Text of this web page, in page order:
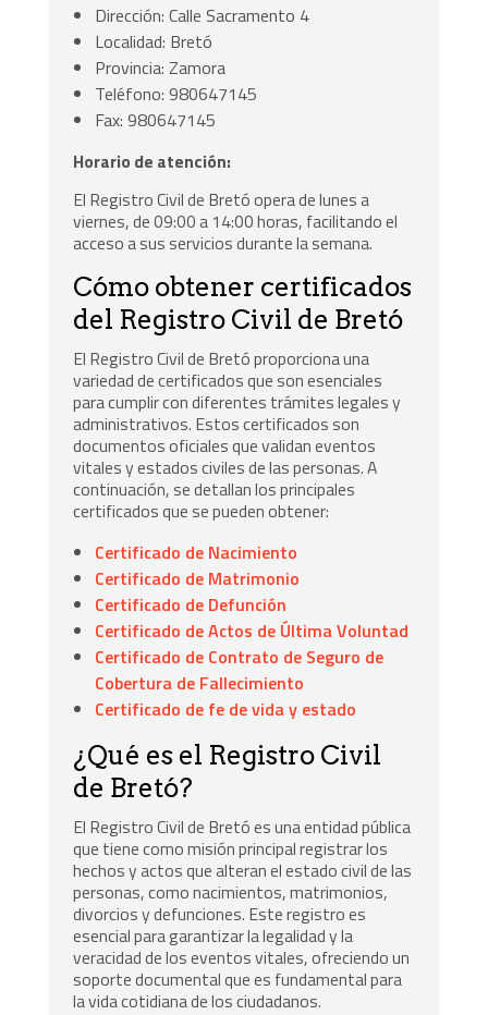
Dirección: Calle Sacramento 4
Localidad: Bretó
Provincia: Zamora
Teléfono: 980647145
Fax: 980647145
Horario de atención:
El Registro Civil de Bretó opera de lunes a
viernes, de 09:00 a 14:00 horas, facilitando el
acceso a sus servicios durante la semana.
Cómo obtener certificados
del Registro Civil de Bretó
El Registro Civil de Bretó proporciona una
variedad de certificados que son esenciales
para cumplir con diferentes trámites legales y
administrativos. Estos certificados son
documentos oficiales que validan eventos
vitales y estados civiles de las personas. A
continuación, se detallan los principales
certificados que se pueden obtener:
Certificado de Nacimiento
Certificado de Matrimonio
Certificado de Defunción
Certificado de Actos de Última Voluntad
Certificado de Contrato de Seguro de
Cobertura de Fallecimiento
Certificado de fe de vida y estado
¿Qué es el Registro Civil
de Bretó?
El Registro Civil de Bretó es una entidad pública
que tiene como misión principal registrar los
hechos y actos que alteran el estado civil de las
personas, como nacimientos, matrimonios,
divorcios y defunciones. Este registro es
esencial para garantizar la legalidad y la
veracidad de los eventos vitales, ofreciendo un
soporte documental que es fundamental para
la vida cotidiana de los ciudadanos.